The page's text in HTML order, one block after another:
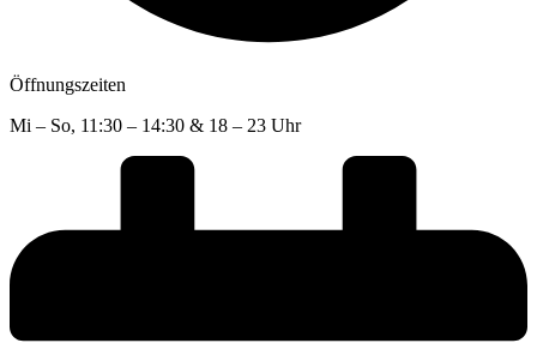
Öffnungszeiten
Mi – So, 11:30 – 14:30 & 18 – 23 Uhr